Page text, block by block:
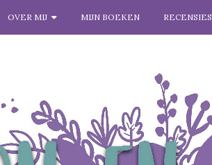
OVER MIJ MIJN BOEKEN RECENSIES